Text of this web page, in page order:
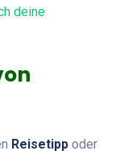
deine
Reisetipp oder